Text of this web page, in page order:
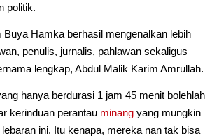
politik.
Hamka berhasil mengenalkan lebih
penulis, jurnalis, pahlawan sekaligus
lengkap, Abdul Malik Karim Amrullah.
hanya berdurasi 1 jam 45 menit bolehlah
kerinduan perantau minang yang mungkin
ini. Itu kenapa, mereka nan tak bisa